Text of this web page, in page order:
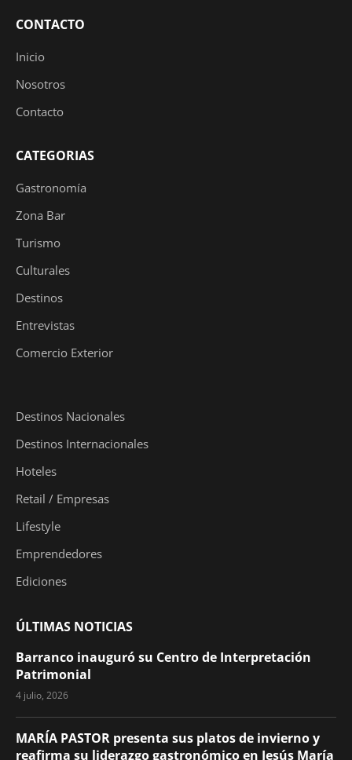
CONTACTO
Inicio
Nosotros
Contacto
CATEGORIAS
Gastronomía
Zona Bar
Turismo
Culturales
Destinos
Entrevistas
Comercio Exterior
Destinos Nacionales
Destinos Internacionales
Hoteles
Retail / Empresas
Lifestyle
Emprendedores
Ediciones
ÚLTIMAS NOTICIAS
Barranco inauguró su Centro de Interpretación
Patrimonial
4 julio, 2026
MARÍA PASTOR presenta sus platos de invierno y
reafirma su liderazgo gastronómico en Jesús María